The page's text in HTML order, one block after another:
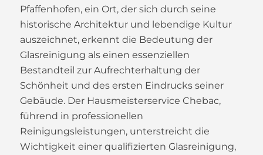
Pfaffenhofen, ein Ort, der sich durch seine
historische Architektur und lebendige Kultur
auszeichnet, erkennt die Bedeutung der
Glasreinigung als einen essenziellen
Bestandteil zur Aufrechterhaltung der
Schönheit und des ersten Eindrucks seiner
Gebäude. Der Hausmeisterservice Chebac,
führend in professionellen
Reinigungsleistungen, unterstreicht die
Wichtigkeit einer qualifizierten Glasreinigung,